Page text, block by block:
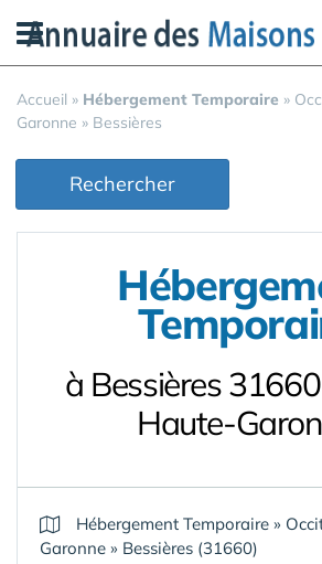
Accueil » Hébergement Temporaire »
Garonne » Bessières
Rechercher
à Bessières
Haute-
Hébergement Temporaire »
Garonne » Bessières (31660)